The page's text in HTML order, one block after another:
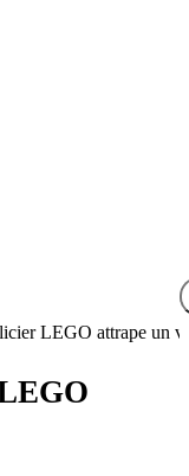
LEGO attrape un